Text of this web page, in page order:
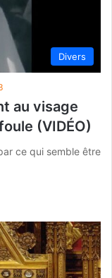
Divers
au visage
(VIDÉO)
ce qui semble être